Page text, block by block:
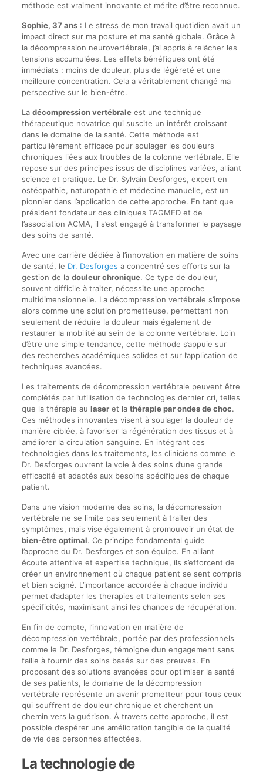
méthode est vraiment innovante et mérite d’être reconnue.
Sophie, 37 ans: Le stress de mon travail quotidien avait un
impact direct sur ma posture et ma santé globale. Grâce à
la décompression neurovertébrale, j’ai appris à relâcher les
tensions accumulées. Les effets bénéfiques ont été
immédiats : moins de douleur, plus de légèreté et une
meilleure concentration. Cela a véritablement changé ma
perspective sur le bien-être.
La décompression vertébraleest une technique
thérapeutique novatrice qui suscite un intérêt croissant
dans le domaine de la santé. Cette méthode est
particulièrement efficace pour soulager les douleurs
chroniques liées aux troubles de la colonne vertébrale. Elle
repose sur des principes issus de disciplines variées, alliant
science et pratique. Le Dr. Sylvain Desforges, expert en
ostéopathie, naturopathie et médecine manuelle, est un
pionnier dans l’application de cette approche. En tant que
président fondateur des cliniques TAGMED et de
l’association ACMA, il s’est engagé à transformer le paysage
des soins de santé.
Avec une carrière dédiée à l’innovation en matière de soins
de santé, le Dr. Desforges a concentré ses efforts sur la
gestion de la douleur chronique. Ce type de douleur,
souvent difficile à traiter, nécessite une approche
multidimensionnelle. La décompression vertébrale s’impose
alors comme une solution prometteuse, permettant non
seulement de réduire la douleur mais également de
restaurer la mobilité au sein de la colonne vertébrale. Loin
d’être une simple tendance, cette méthode s’appuie sur
des recherches académiques solides et sur l’application de
techniques avancées.
Les traitements de décompression vertébrale peuvent être
complétés par l’utilisation de technologies dernier cri, telles
que la thérapie au laseret la thérapie par ondes de choc.
Ces méthodes innovantes visent à soulager la douleur de
manière ciblée, à favoriser la régénération des tissus et à
améliorer la circulation sanguine. En intégrant ces
technologies dans les traitements, les cliniciens comme le
Dr. Desforges ouvrent la voie à des soins d’une grande
efficacité et adaptés aux besoins spécifiques de chaque
patient.
Dans une vision moderne des soins, la décompression
vertébrale ne se limite pas seulement à traiter des
symptômes, mais vise également à promouvoir un état de
bien-être optimal. Ce principe fondamental guide
l’approche du Dr. Desforges et son équipe. En alliant
écoute attentive et expertise technique, ils s’efforcent de
créer un environnement où chaque patient se sent compris
et bien soigné. L’importance accordée à chaque individu
permet d’adapter les therapies et traitements selon ses
spécificités, maximisant ainsi les chances de récupération.
En fin de compte, l’innovation en matière de
décompression vertébrale, portée par des professionnels
comme le Dr. Desforges, témoigne d’un engagement sans
faille à fournir des soins basés sur des preuves. En
proposant des solutions avancées pour optimiser la santé
de ses patients, le domaine de la décompression
vertébrale représente un avenir prometteur pour tous ceux
qui souffrent de douleur chronique et cherchent un
chemin vers la guérison. À travers cette approche, il est
possible d’espérer une amélioration tangible de la qualité
de vie des personnes affectées.
La technologie de